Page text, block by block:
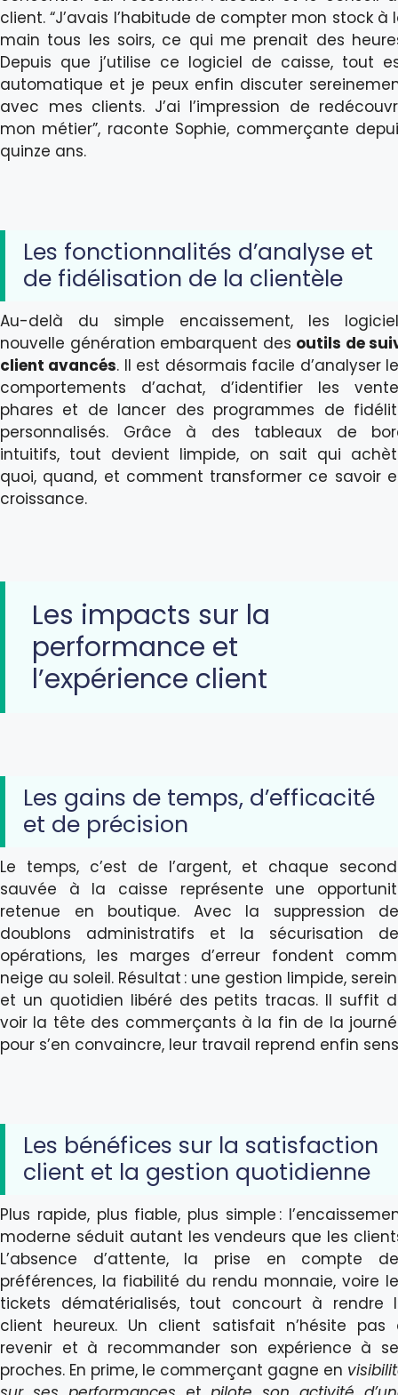
client. “J’avais l’habitude de compter mon stock à
main tous les soirs, ce qui me prenait des
Depuis que j’utilise ce logiciel de caisse, tout
automatique et je peux enfin discuter
avec mes clients. J’ai l’impression de
mon métier”, raconte Sophie, commerçante
quinze ans.
Les fonctionnalités d’analyse et
de fidélisation de la clientèle
Au-delà du simple encaissement, les
nouvelle génération embarquent des outils de
client avancés. Il est désormais facile d’analyser
comportements d’achat, d’identifier les
phares et de lancer des programmes de
personnalisés. Grâce à des tableaux de
intuitifs, tout devient limpide, on sait qui
quoi, quand, et comment transformer ce savoir
croissance.
Les impacts sur la
performance et
l’expérience client
Les gains de temps, d’efficacité
et de précision
Le temps, c’est de l’argent, et chaque
sauvée à la caisse représente une
retenue en boutique. Avec la suppression
doublons administratifs et la sécurisation
opérations, les marges d’erreur fondent
neige au soleil. Résultat : une gestion limpide,
et un quotidien libéré des petits tracas. Il suffit
voir la tête des commerçants à la fin de la
pour s’en convaincre, leur travail reprend enfin
Les bénéfices sur la satisfaction
client et la gestion quotidienne
Plus rapide, plus fiable, plus simple :
moderne séduit autant les vendeurs que les
L’absence d’attente, la prise en compte
préférences, la fiabilité du rendu monnaie, voire
tickets dématérialisés, tout concourt à rendre
client heureux. Un client satisfait n’hésite pas
revenir et à recommander son expérience à
proches. En prime, le commerçant gagne en